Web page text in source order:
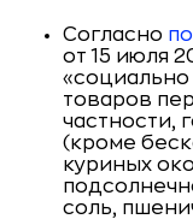
Согласно
от 15 июля
товаров
частности,
(кроме
куриных
соль,